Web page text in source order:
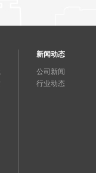
新闻动态
公司新闻
行业动态